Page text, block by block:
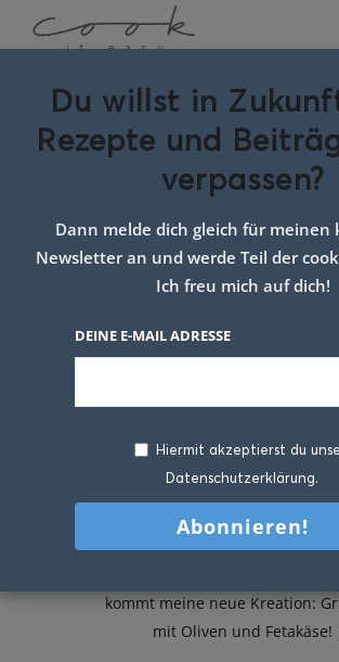
Schlagwort:
mit käse
Grillbrot mit Oliven und
kommt meine neue Kreation:
mit Oliven und Fetakäse!
Du willst in
Rezepte und
verpassen?
Dann melde dich gleich für meinen
Newsletter an und werde Teil der
Ich freu mich auf dich!
DEINE E-MAIL ADRESSE
Hiermit akzeptierst du
Datenschutzerklärung.